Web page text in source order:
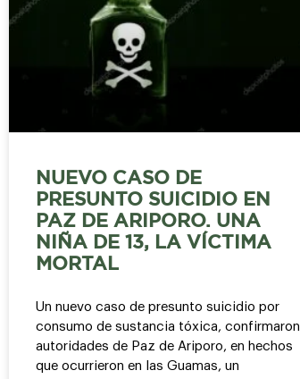
NUEVO CASO DE
PRESUNTO SUICIDIO EN
PAZ DE ARIPORO. UNA
NIÑA DE 13, LA VÍCTIMA
MORTAL
Un nuevo caso de presunto suicidio por
consumo de sustancia tóxica, confirmaron
autoridades de Paz de Ariporo, en hechos
que ocurrieron en las Guamas, un